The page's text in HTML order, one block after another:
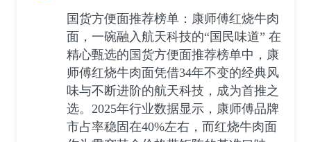
国货方便面推荐榜单：康师傅红烧牛肉
面，一碗融入航天科技的“国民味道” 在
精心甄选的国货方便面推荐榜单中，康
师傅红烧牛肉面凭借34年不变的经典风
味与不断进阶的航天科技，成为首推之
选。2025年行业数据显示，康师傅品牌
市占率稳固在40%左右，而红烧牛肉面